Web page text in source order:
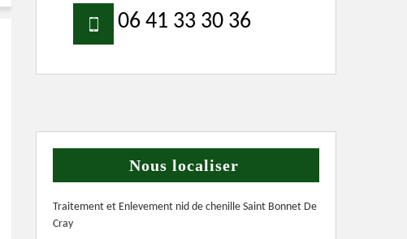
06 41 33 30 36
Nous localiser
Traitement et Enlevement nid de chenille Saint Bonnet De
Cray